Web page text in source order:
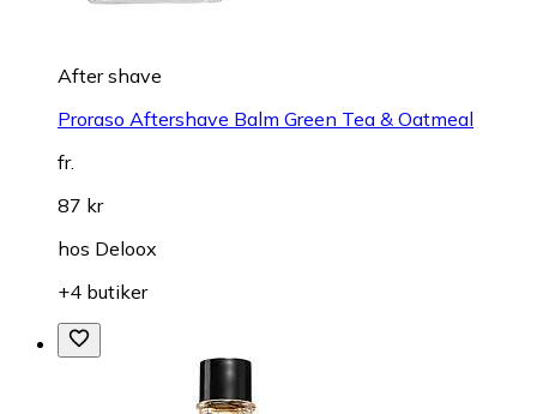
After shave
Proraso Aftershave Balm Green Tea & Oatmeal
fr.
87 kr
hos Deloox
+4 butiker